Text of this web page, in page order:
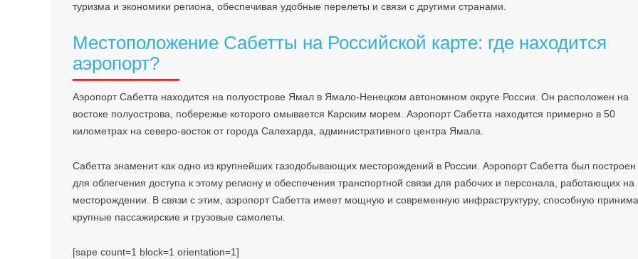
туризма и экономики региона, обеспечивая удобные перелеты и связи с другими странами.
Местоположение Сабетты на Российской карте: где находится
аэропорт?
Аэропорт Сабетта находится на полуострове Ямал в Ямало-Ненецком автономном округе России. Он расположен на
востоке полуострова, побережье которого омывается Карским морем. Аэропорт Сабетта находится примерно в 50
километрах на северо-восток от города Салехарда, административного центра Ямала.
Сабетта знаменит как одно из крупнейших газодобывающих месторождений в России. Аэропорт Сабетта был построен
для облегчения доступа к этому региону и обеспечения транспортной связи для рабочих и персонала, работающих на
месторождении. В связи с этим, аэропорт Сабетта имеет мощную и современную инфраструктуру, способную
крупные пассажирские и грузовые самолеты.
[sape count=1 block=1 orientation=1]